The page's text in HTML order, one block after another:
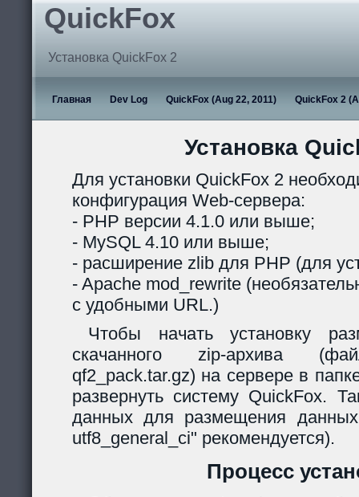
QuickFox
Установка QuickFox 2
Главная Dev Log QuickFox (Aug 22, 2011) QuickFox 2
Установка
Для установки QuickFox 2
конфигурация Web-сервера:
- PHP версии 4.1.0 или выше;
- MySQL 4.10 или выше;
- расширение zlib для PHP (для
- Apache mod_rewrite
с удобными URL.)
Чтобы начать установку
скачанного zip-архива
qf2_pack.tar.gz) на сервере в
развернуть систему QuickFox.
данных для размещения
utf8_general_ci" рекомендуется).
Процесс